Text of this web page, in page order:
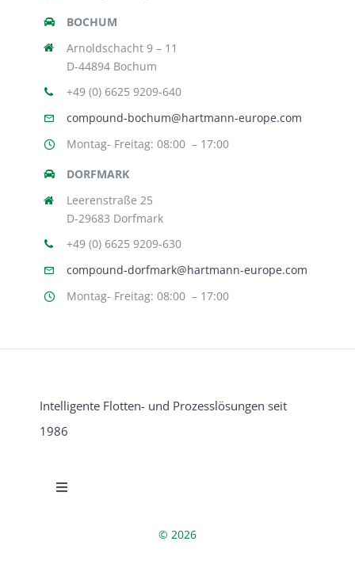
BOCHUM
Arnoldschacht 9 – 11
D-44894 Bochum
+49 (0) 6625 9209-640
compound-bochum@hartmann-europe.com
Montag- Freitag: 08:00 – 17:00
DORFMARK
Leerenstraße 25
D-29683 Dorfmark
+49 (0) 6625 9209-630
compound-dorfmark@hartmann-europe.com
Montag- Freitag: 08:00 – 17:00
Intelligente Flotten- und Prozesslösungen seit
1986
Toggle
© 2026